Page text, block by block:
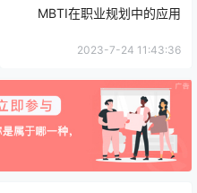
MBTI在职业规划中的应用
2023-7-24 11:43:36